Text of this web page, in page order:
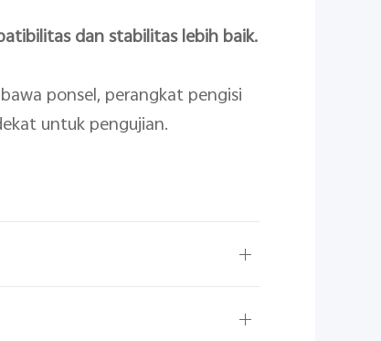
dan stabilitas lebih baik.
ponsel, perangkat pengisi
untuk pengujian.